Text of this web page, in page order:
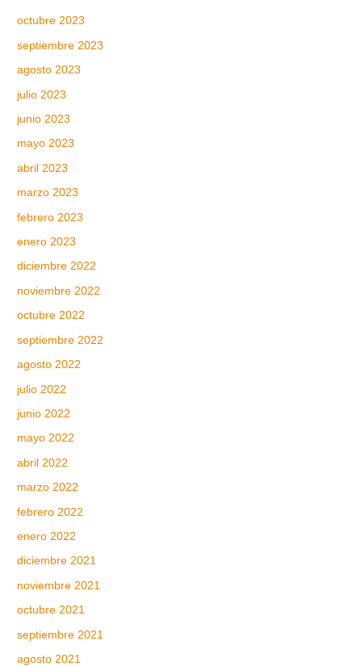
octubre 2023
septiembre 2023
agosto 2023
julio 2023
junio 2023
mayo 2023
abril 2023
marzo 2023
febrero 2023
enero 2023
diciembre 2022
noviembre 2022
octubre 2022
septiembre 2022
agosto 2022
julio 2022
junio 2022
mayo 2022
abril 2022
marzo 2022
febrero 2022
enero 2022
diciembre 2021
noviembre 2021
octubre 2021
septiembre 2021
agosto 2021